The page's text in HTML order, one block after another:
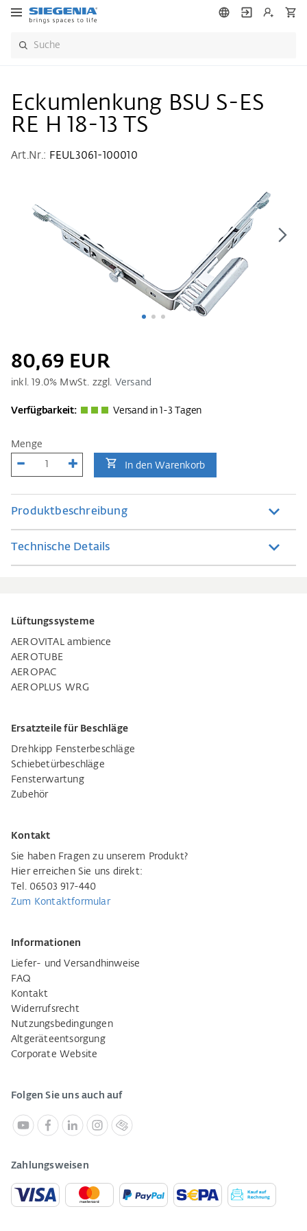
Eckumlenkung BSU S-ES
RE H 18-13 TS
Art.Nr.: FEUL3061-100010
80,69 EUR
inkl.19.0% MwSt. zzgl. Versand
Verfügbarkeit: Versand in 1-3 Tagen
Menge
In den Warenkorb
Produktbeschreibung
Technische Details
Lüftungssysteme
AEROVITAL ambience
AEROTUBE
AEROPAC
AEROPLUS WRG
Ersatzteile für Beschläge
Drehkipp Fensterbeschläge
Schiebetürbeschläge
Fensterwartung
Zubehör
Kontakt
Sie haben Fragen zu unserem Produkt?
Hier erreichen Sie uns direkt:
Tel. 06503 917-440
Zum Kontaktformular
Informationen
Liefer- und Versandhinweise
FAQ
Kontakt
Widerrufsrecht
Nutzungsbedingungen
Altgeräteentsorgung
Corporate Website
Folgen Sie uns auch auf
Zahlungsweisen